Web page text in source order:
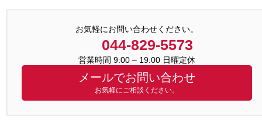
お気軽にお問い合わせください。
044-829-5573
営業時間 9:00 – 19:00 日曜定休
メールでお問い合わせ
お気軽にご相談ください。